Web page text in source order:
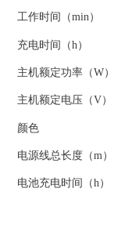
工作时间（min）
充电时间（h）
主机额定功率（W）
主机额定电压（V）
颜色
电源线总长度（m）
电池充电时间（h）